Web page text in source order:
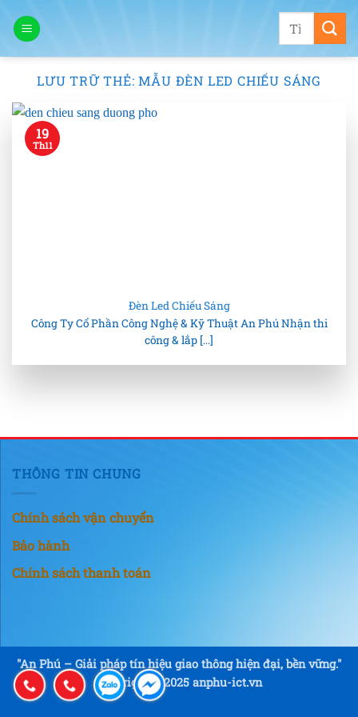
qua
Tìm
LƯU TRỮ THẺ:MẪU ĐÈN LED CHIẾU SÁNG
Đèn Led Chiếu Sáng
Công Ty Cổ Phần Công Nghệ & Kỹ Thuật An Phú Nhận thi
công & lắp [...]
19
Th11
THÔNG TIN CHUNG
Chính sách vận chuyển
Bảo hành
Chính sách thanh toán
"An Phú – Giải pháp tín hiệu giao thông hiện đại, bền vững."
Copyright © 2025 anphu-ict.vn